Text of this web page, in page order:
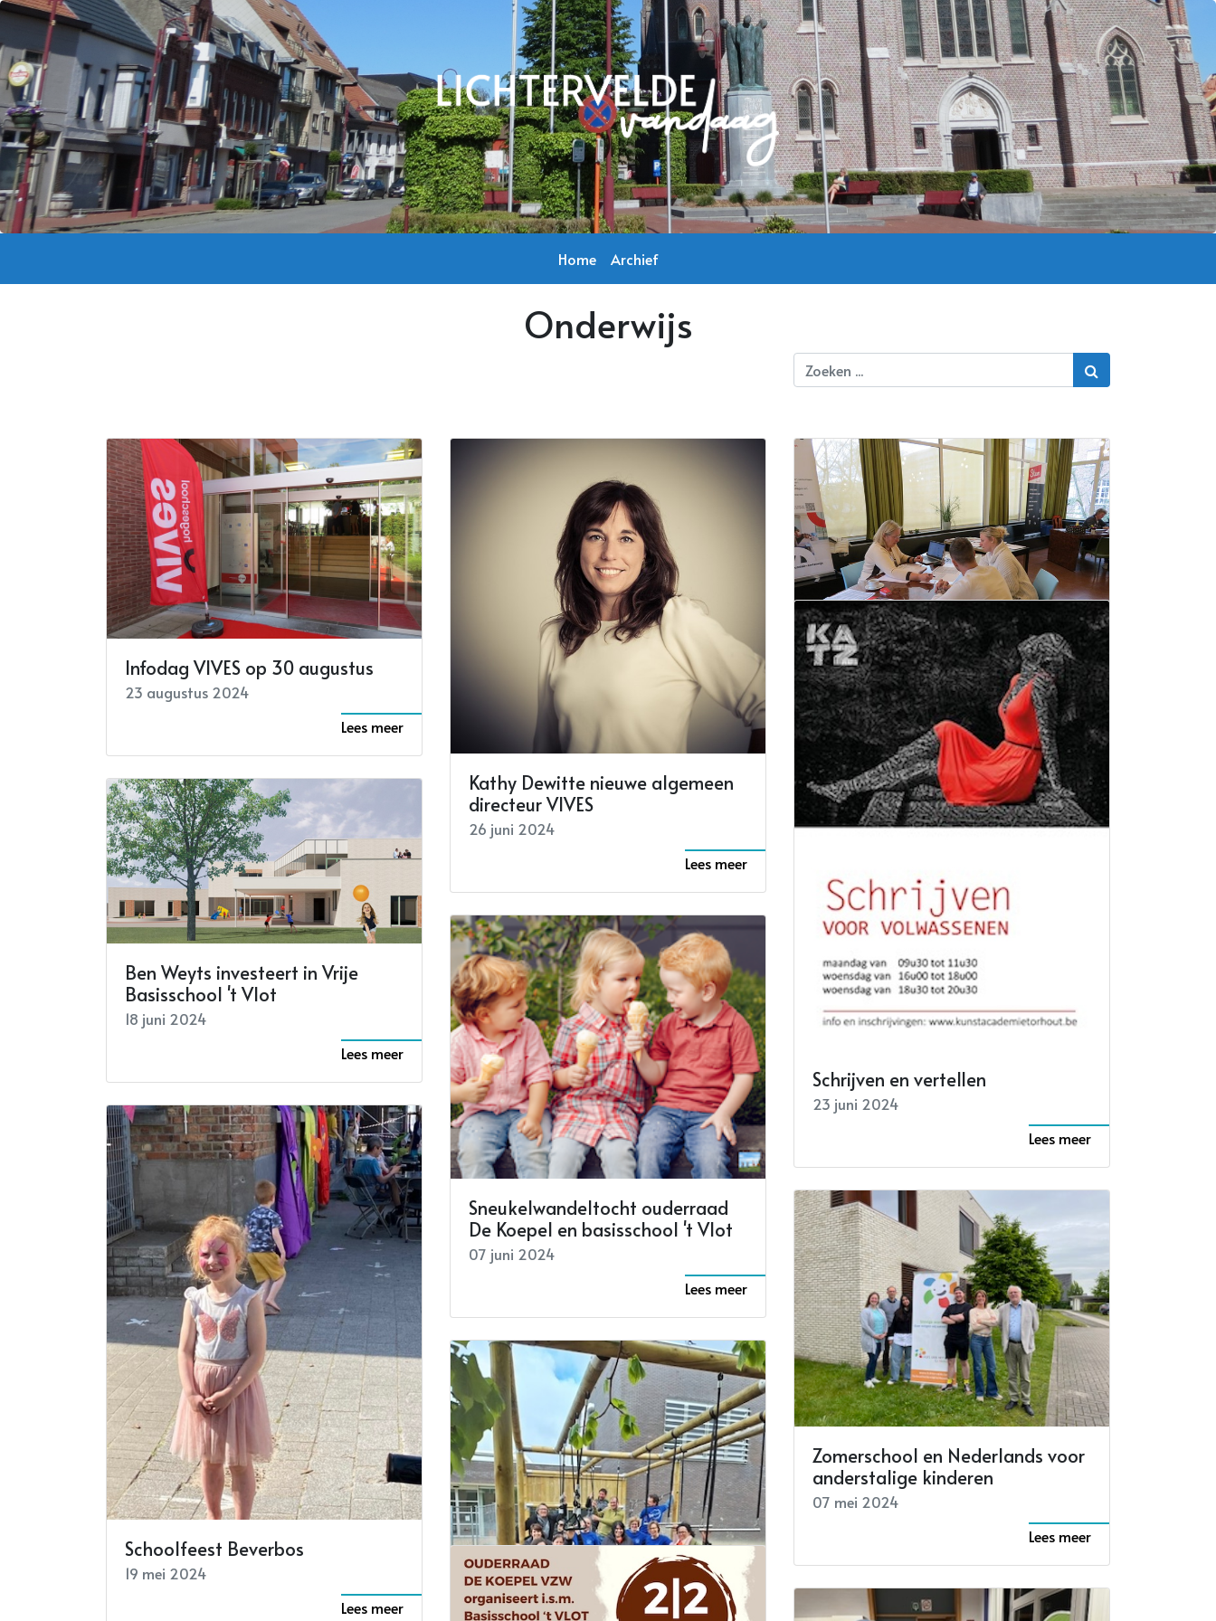
Home Archief
Onderwijs
Infodag VIVES op 30 augustus
23 augustus 2024
Lees meer
Kathy Dewitte nieuwe algemeen
directeur VIVES
26 juni 2024
Lees meer
Infodag VIVES op 29 juni
25 juni 2024
Lees meer
Schrijven en vertellen
23 juni 2024
Lees meer
Ben Weyts investeert in Vrije
Basisschool 't Vlot
18 juni 2024
Lees meer
Sneukelwandeltocht ouderraad
De Koepel en basisschool 't Vlot
07 juni 2024
Lees meer
Schoolfeest Beverbos
19 mei 2024
Lees meer
Zomerschool en Nederlands voor
anderstalige kinderen
07 mei 2024
Lees meer